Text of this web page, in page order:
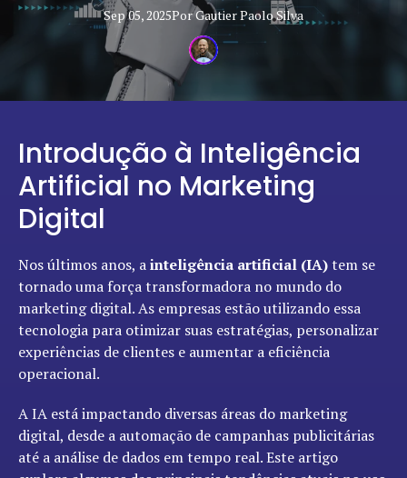
Sep 05, 2025PorGautier PaoloSilva
Introdução à Inteligência
Artificial no Marketing
Digital
Nos últimos anos, ainteligência artificial (IA)tem se
tornado uma força transformadora no mundo do
marketing digital. As empresas estão utilizando essa
tecnologia para otimizar suas estratégias, personalizar
experiências de clientes e aumentar a eficiência
operacional.
A IA está impactando diversas áreas do marketing
digital, desde a automação de campanhas publicitárias
até a análise de dados em tempo real. Este artigo